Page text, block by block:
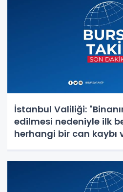
İstanbul Valiliği:
edilmesi nedeniyle ilk
herhangi bir can